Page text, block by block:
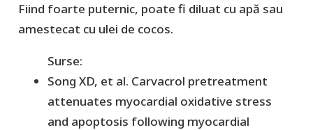
Fiind foarte puternic, poate fi diluat cu apă sau
amestecat cu ulei de cocos.
Surse:
Song XD, et al. Carvacrol pretreatment
attenuates myocardial oxidative stress
and apoptosis following myocardial